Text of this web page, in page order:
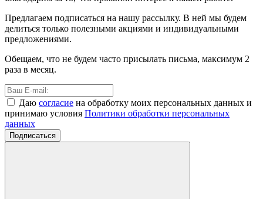
Предлагаем подписаться на нашу рассылку. В ней мы будем
делиться только полезными акциями и индивидуальными
предложениями.
Обещаем, что не будем часто присылать письма, максимум 2
раза в месяц.
Даю согласие на обработку моих персональных данных и
принимаю условия Политики обработки персональных
данных
Подписаться